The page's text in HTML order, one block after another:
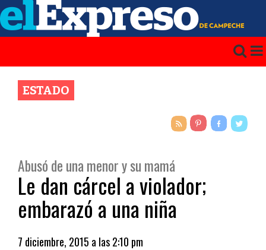
ESTADO
Abusó de una menor y su mamá
Le dan cárcel a violador;
embarazó a una niña
7 diciembre, 2015 a las 2:10 pm